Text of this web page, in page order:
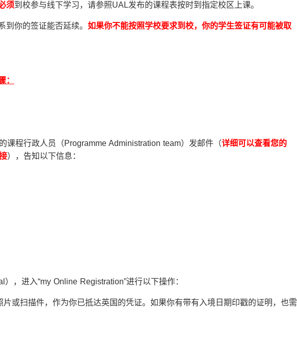
须到校参与线下学习，请参照UAL发布的课程表按时到指定校区上课。
到你的签证能否延续。 如果你不能按照学校要求到校，你的学生签证有可能被取
：
课程行政人员（Programme Administration team）发邮件（详细可以查看您的
），告知以下信息：
，进入“my Online Registration”进行以下操作：
片或扫描件，作为你已抵达英国的凭证。如果你有带有入境日期印戳的证明，也需